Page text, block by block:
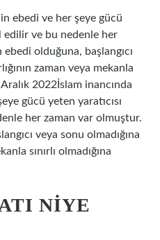
ebedi ve her şeye gücü
edilir ve bu nedenle her
olduğuna, başlangıcı
zaman veya mekanla
Aralık 2022İslam inancında
gücü yeten yaratıcısı
her zaman var olmuştur.
veya sonu olmadığına
sınırlı olmadığına
NIYE